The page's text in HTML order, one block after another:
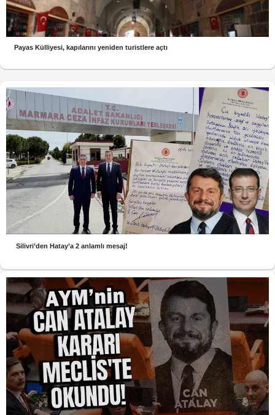
Payas Külliyesi, kapılarını yeniden turistlere açtı
Silivri’den Hatay’a 2 anlamlı mesaj!